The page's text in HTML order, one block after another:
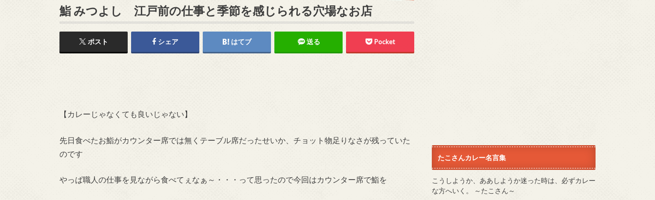
鮨 みつよし 江戸前の仕事と季節を感じられる穴場なお店
ポスト シェア はてブ 送る Pocket
【カレーじゃなくても良いじゃない】
先日食べたお鮨がカウンター席では無くテーブル席だったせいか、チョット物足りなさが残っていた
のです
やっぱ職人の仕事を見ながら食べてぇなぁ～・・・って思ったので今回はカウンター席で鮨を
たこさんカレー名言集
こうしようか、ああしようか迷った時は、必ずカレー
な方へいく。 ～たこさん～